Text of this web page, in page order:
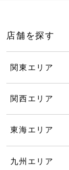
店舗を探す
関東エリア
関西エリア
東海エリア
九州エリア